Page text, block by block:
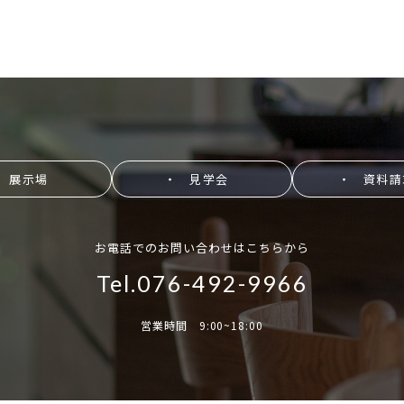
示場 ・ 見学会 ・ 資料請
お電話でのお問い合わせはこちらから
Tel.076-492-9966
営業時間 9:00~18:00